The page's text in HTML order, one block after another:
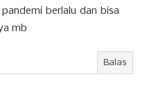
berlalu dan bisa
mb
Balas